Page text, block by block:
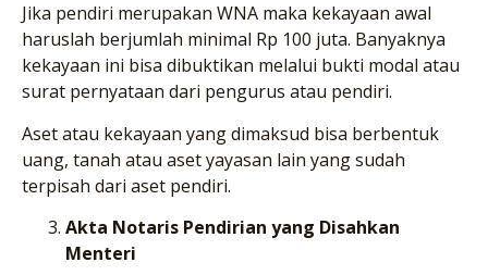
Jika pendiri merupakan WNA maka kekayaan awal
haruslah berjumlah minimal Rp 100 juta. Banyaknya
kekayaan ini bisa dibuktikan melalui bukti modal atau
surat pernyataan dari pengurus atau pendiri.
Aset atau kekayaan yang dimaksud bisa berbentuk
uang, tanah atau aset yayasan lain yang sudah
terpisah dari aset pendiri.
Akta Notaris Pendirian yang Disahkan
Menteri